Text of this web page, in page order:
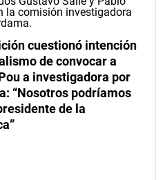
cuestionó intención
de convocar a
a investigadora por
“Nosotros podríamos
de la